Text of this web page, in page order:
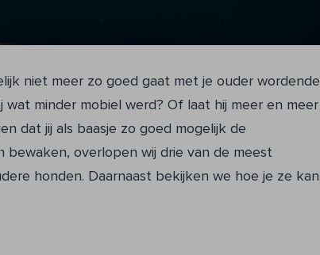
niet meer zo goed gaat met je ouder wordende
minder mobiel werd? Of laat hij meer en meer
dat jij als baasje zo goed mogelijk de
bewaken, overlopen wij drie van de meest
honden. Daarnaast bekijken we hoe je ze kan